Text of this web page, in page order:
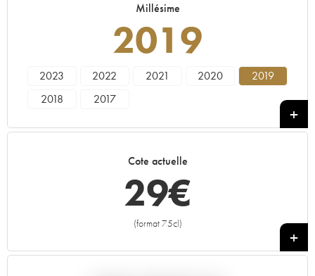
Millésime
2019
2023 2022 2021 2020
2019
2018
2017
Cote actuelle
29€
(format 75cl)
+